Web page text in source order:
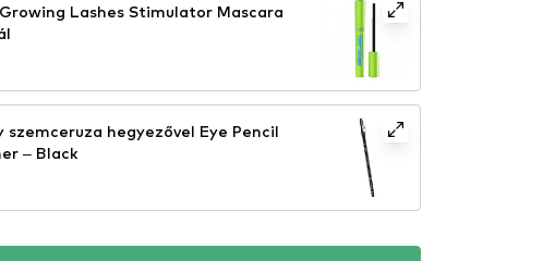
Growing Lashes Stimulator Mascara
szemceruza hegyezővel Eye Pencil
– Black